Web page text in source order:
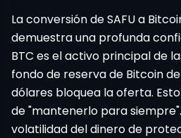
La conversión de SAFU a
demuestra una profunda
BTC es el activo principal de
fondo de reserva de Bitcoin
dólares bloquea la oferta.
de "mantenerlo para
volatilidad del dinero de